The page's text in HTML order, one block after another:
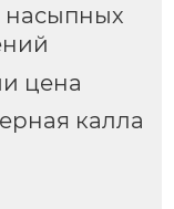
насыпных
цена
калла